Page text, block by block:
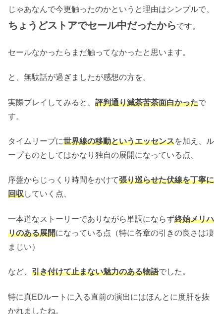
じゃあなんで今更触ったのかというと理由はシンプルで、
ちょうどストアでセール中だったからです。
セールなかったらまだ触ってなかったと思います。
と、無駄話が過ぎましたが感想の方を。
実際プレイしてみると、 評判通り滅茶苦茶面白かったで
す。
タイムリープに世界線の移動というエッセンスを加え、ル
ープものとしてはかなり独自の展開になっている点、
序盤からじっくり時間をかけて張り巡らせた伏線を丁寧に
回収していく点、
一本道なストーリーでありながら単調にならず終始メリハ
リのある展開になっている点（特に各章の引きの良さは凄
まじい）
など、 引き付けて止まない魅力のある物語でした。
特に真EDルートに入る直前の演出にはほんとに度肝を抜
かれましたね。